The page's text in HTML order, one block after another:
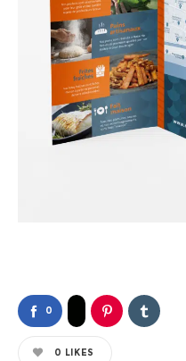
0
0 LIKES